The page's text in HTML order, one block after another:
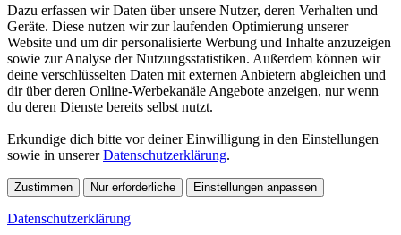
Dazu erfassen wir Daten über unsere Nutzer, deren Verhalten und
Geräte. Diese nutzen wir zur laufenden Optimierung unserer
Website und um dir personalisierte Werbung und Inhalte anzuzeigen
sowie zur Analyse der Nutzungsstatistiken. Außerdem können wir
deine verschlüsselten Daten mit externen Anbietern abgleichen und
dir über deren Online-Werbekanäle Angebote anzeigen, nur wenn
du deren Dienste bereits selbst nutzt.
Erkundige dich bitte vor deiner Einwilligung in den Einstellungen
sowie in unsererDatenschutzerklärung.
Zustimmen Nur erforderliche Einstellungen anpassen
Datenschutzerklärung